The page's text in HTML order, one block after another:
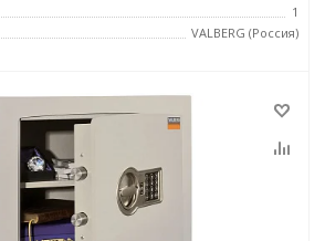
1
VALBERG (Россия)